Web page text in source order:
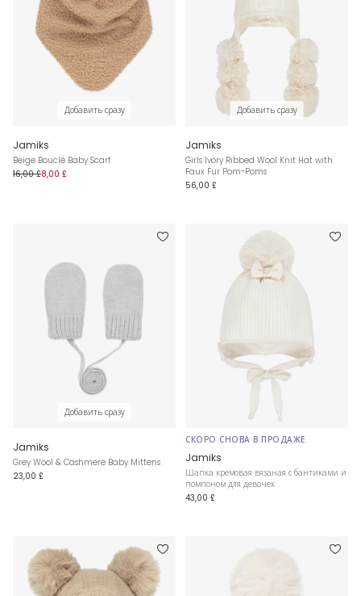
Добавить сразу
Jamiks
Beige Bouclé Baby Scarf
16,00 £8,00 £
Добавить сразу
Jamiks
Girls Ivory Ribbed Wool Knit Hat with
Faux Fur Pom-Poms
56,00 £
Добавить сразу
Jamiks
Grey Wool & Cashmere Baby Mittens
23,00 £
СКОРО СНОВА В ПРОДАЖЕ
Jamiks
Шапка кремовая вязаная с бантиками и
помпоном для девочек
43,00 £